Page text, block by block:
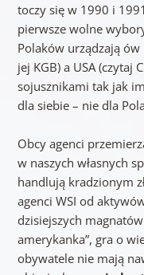
toczy się w 1990 i
pierwsze wolne
Polaków urządzają ów
jej KGB) a USA (czytaj
sojusznikami tak jak
dla siebie – nie dla
Obcy agenci
w naszych własnych
handlują kradzionym
agenci WSI od
dzisiejszych
amerykanka”, gra o
obywatele nie mają